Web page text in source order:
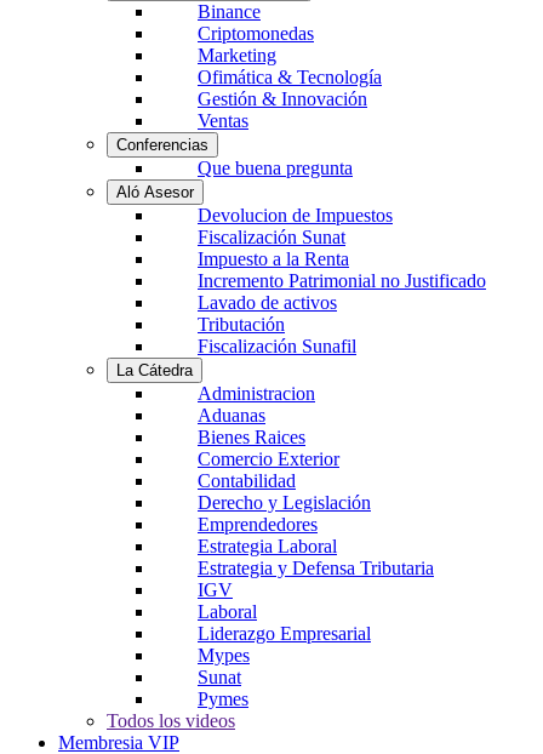
Binance
Criptomonedas
Marketing
Ofimática & Tecnología
Gestión & Innovación
Ventas
Conferencias
Que buena pregunta
Aló Asesor
Devolucion de Impuestos
Fiscalización Sunat
Impuesto a la Renta
Incremento Patrimonial no Justificado
Lavado de activos
Tributación
Fiscalización Sunafil
La Cátedra
Administracion
Aduanas
Bienes Raices
Comercio Exterior
Contabilidad
Derecho y Legislación
Emprendedores
Estrategia Laboral
Estrategia y Defensa Tributaria
IGV
Laboral
Liderazgo Empresarial
Mypes
Sunat
Pymes
Todos los videos
Membresia VIP